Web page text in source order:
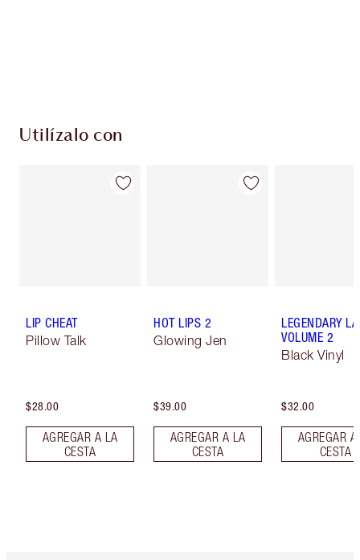
Utilízalo con
LIP CHEAT
Pillow Talk
$28.00
AGREGAR A LA
CESTA
HOT LIPS 2
Glowing Jen
$39.00
AGREGAR A LA
CESTA
LEGENDARY
VOLUME 2
Black Vinyl
$32.00
AGREGAR
CESTA